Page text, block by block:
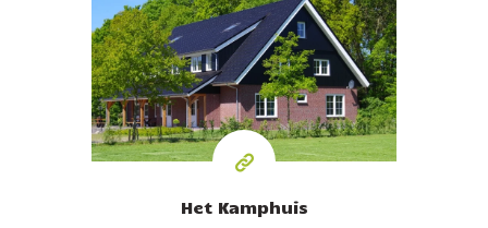
48
personen
Het Kamphuis